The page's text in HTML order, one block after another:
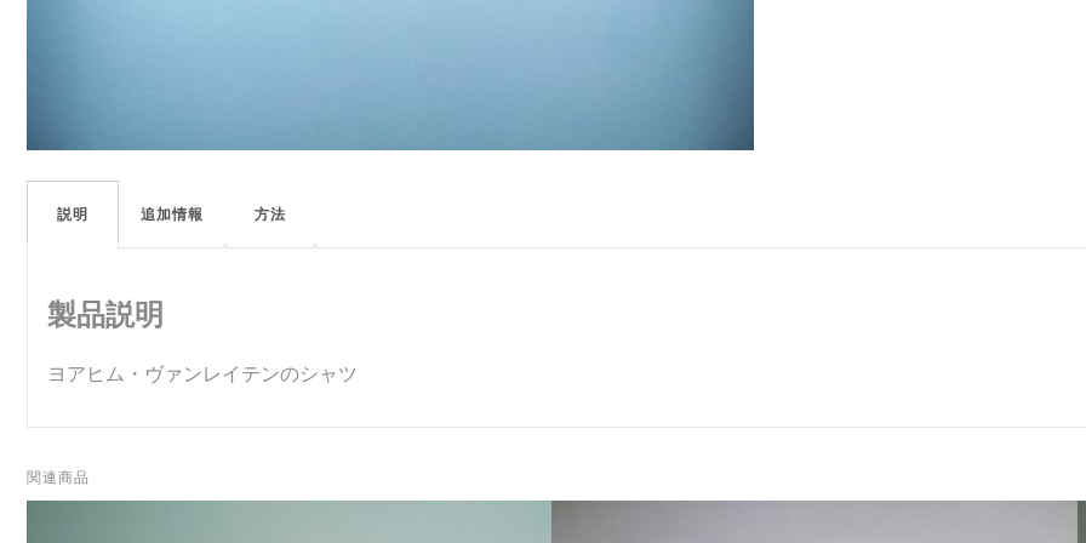
説明 追加情報 方法
製品説明
ヨアヒム・ヴァンレイテンのシャツ
関連商品